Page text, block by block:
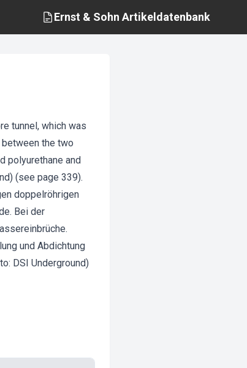
Ernst & Sohn Artikeldatenbank
tunnel, which was
the two
polyurethane and
(see page 339).
doppelröhrigen
Bei der
und Abdichtung
DSI Underground)